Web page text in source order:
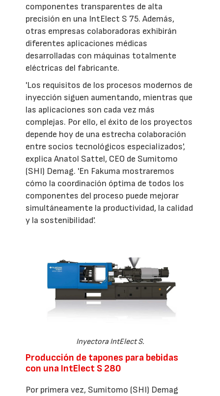
componentes transparentes de alta
precisión en una IntElect S 75. Además,
otras empresas colaboradoras exhibirán
diferentes aplicaciones médicas
desarrolladas con máquinas totalmente
eléctricas del fabricante.
'Los requisitos de los procesos modernos de
inyección siguen aumentando, mientras que
las aplicaciones son cada vez más
complejas. Por ello, el éxito de los proyectos
depende hoy de una estrecha colaboración
entre socios tecnológicos especializados',
explica Anatol Sattel, CEO de Sumitomo
(SHI) Demag. 'En Fakuma mostraremos
cómo la coordinación óptima de todos los
componentes del proceso puede mejorar
simultáneamente la productividad, la calidad
y la sostenibilidad'.
Inyectora IntElect S.
Producción de tapones para bebidas
con una IntElect S 280
Por primera vez, Sumitomo (SHI) Demag